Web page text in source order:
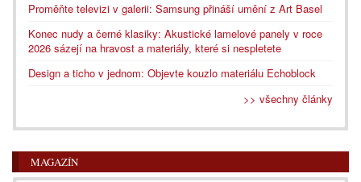
Proměňte televizi v galerii: Samsung přináší umění z Art Basel
Konec nudy a černé klasiky: Akustické lamelové panely v roce
2026 sázejí na hravost a materiály, které si nespletete
Design a ticho v jednom: Objevte kouzlo materiálu Echoblock
>> všechny články
MAGAZÍN